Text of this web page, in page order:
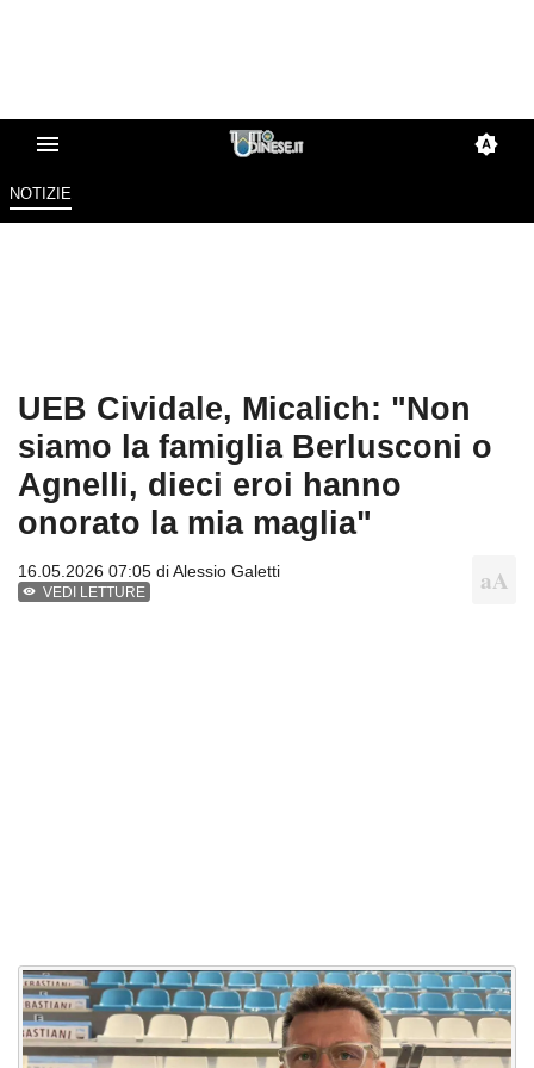
NOTIZIE
UEB Cividale, Micalich: "Non
siamo la famiglia Berlusconi o
Agnelli, dieci eroi hanno
onorato la mia maglia"
16.05.2026 07:05 diAlessio Galetti
VEDI LETTURE